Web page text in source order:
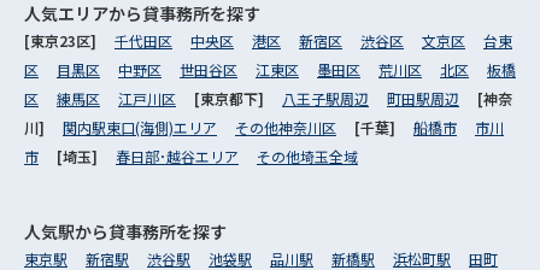
人気エリアから貸事務所を探す
[東京23区] 千代田区 中央区 港区 新宿区 渋谷区 文京区
台東
区
目黒区 中野区 世田谷区 江東区 墨田区 荒川区 北区
板橋
区
練馬区 江戸川区 [東京都下] 八王子駅周辺 町田駅周辺
[神奈
川] 関内駅東口(海側)エリア その他神奈川区 [千葉] 船橋市
市川
市
[埼玉] 春日部･越谷エリア その他埼玉全域
人気駅から貸事務所を探す
東京駅 新宿駅 渋谷駅 池袋駅 品川駅 新橋駅 浜松町駅
田町